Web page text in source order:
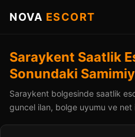
NOVA ESCORT
Saraykent Saatlik
Sonundaki
Saraykent bolgesinde saatlik
guncel ilan, bolge uyumu ve net